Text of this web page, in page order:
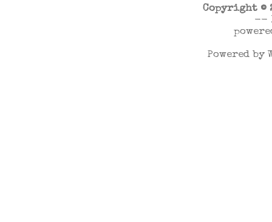
Copyright ©
--
Powered by